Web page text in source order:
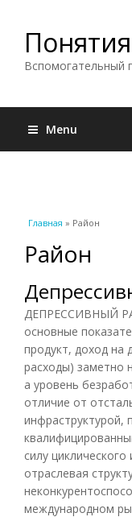
Вспомогательный
Menu
Вы здесь
Главная » Район
Район
ДЕПРЕССИВНЫЙ
основные
продукт, доход на
расходы) заметно
а уровень
отличие от
инфраструктурой,
силу циклического
отраслевая
международном